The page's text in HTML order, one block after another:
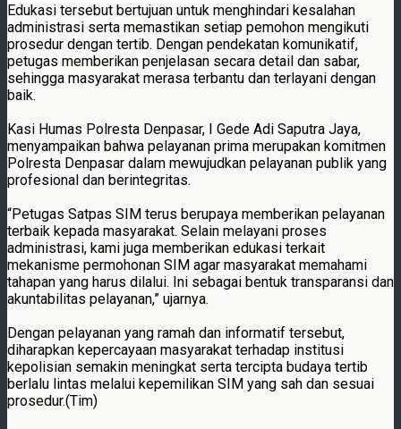
Edukasi tersebut bertujuan untuk menghindari kesalahan
administrasi serta memastikan setiap pemohon mengikuti
prosedur dengan tertib. Dengan pendekatan komunikatif,
petugas memberikan penjelasan secara detail dan sabar,
sehingga masyarakat merasa terbantu dan terlayani dengan
baik.
Kasi Humas Polresta Denpasar, I Gede Adi Saputra Jaya,
menyampaikan bahwa pelayanan prima merupakan komitmen
Polresta Denpasar dalam mewujudkan pelayanan publik yang
profesional dan berintegritas.
“Petugas Satpas SIM terus berupaya memberikan pelayanan
terbaik kepada masyarakat. Selain melayani proses
administrasi, kami juga memberikan edukasi terkait
mekanisme permohonan SIM agar masyarakat memahami
tahapan yang harus dilalui. Ini sebagai bentuk transparansi dan
akuntabilitas pelayanan,” ujarnya.
Dengan pelayanan yang ramah dan informatif tersebut,
diharapkan kepercayaan masyarakat terhadap institusi
kepolisian semakin meningkat serta tercipta budaya tertib
berlalu lintas melalui kepemilikan SIM yang sah dan sesuai
prosedur.(Tim)